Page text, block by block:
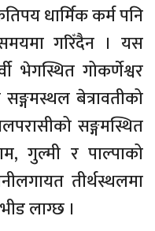
धार्मिक कर्म पनि
गरिँदैन । यस
भेगस्थित गोकर्णेश्वर
बेत्रावतीको
सङ्गमस्थित
गुल्मी र पाल्पाको
तीर्थस्थलमा
लाग्छ ।